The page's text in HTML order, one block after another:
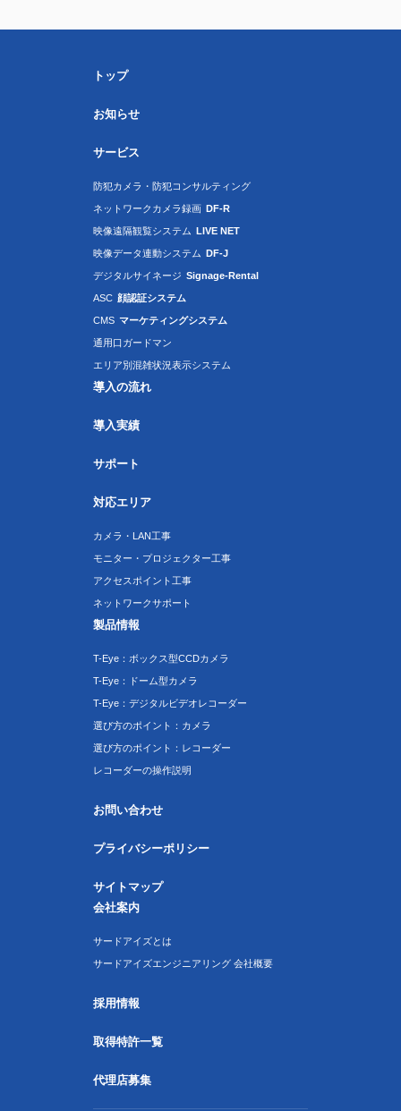
トップ
お知らせ
サービス
防犯カメラ・防犯コンサルティング
ネットワークカメラ録画 DF-R
映像遠隔観覧システム LIVE NET
映像データ連動システム DF-J
デジタルサイネージ Signage-Rental
ASC 顔認証システム
CMS マーケティングシステム
通用口ガードマン
エリア別混雑状況表示システム
導入の流れ
導入実績
サポート
対応エリア
カメラ・LAN工事
モニター・プロジェクター工事
アクセスポイント工事
ネットワークサポート
製品情報
T-Eye：ボックス型CCDカメラ
T-Eye：ドーム型カメラ
T-Eye：デジタルビデオレコーダー
選び方のポイント：カメラ
選び方のポイント：レコーダー
レコーダーの操作説明
お問い合わせ
プライバシーポリシー
サイトマップ
会社案内
サードアイズとは
サードアイズエンジニアリング 会社概要
採用情報
取得特許一覧
代理店募集